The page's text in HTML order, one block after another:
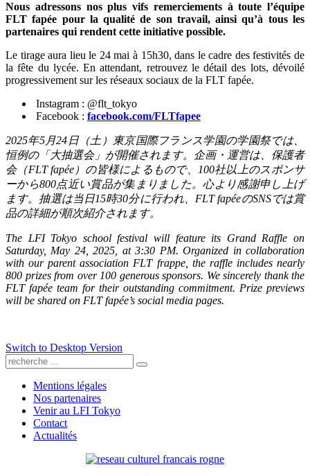
Nous adressons nos plus vifs remerciements à toute l’équipe
FLT fapée pour la qualité de son travail, ainsi qu’à tous les
partenaires qui rendent cette initiative possible.
Le tirage aura lieu le 24 mai à 15h30, dans le cadre des festivités de
la fête du lycée. En attendant, retrouvez le détail des lots, dévoilé
progressivement sur les réseaux sociaux de la FLT fapée.
Instagram : @flt_tokyo
Facebook : facebook.com/FLTfapee
2025年5月24日（土）東京国際フランス学園の学園祭では、
恒例の「大抽選会」が開催されます。企画・運営は、保護者
会（FLT fapée）の皆様によるもので、 100社以上のスポンサ
ーから800点近い賞品が集まりました。心より感謝申し上げ
ます。抽選は当日15時30分に行われ、 FLT fapéeのSNSでは賞
品の詳細が順次紹介されます。
The LFI Tokyo school festival will feature its Grand Raffle on
Saturday, May 24, 2025, at 3:30 PM. Organized in collaboration
with our parent association FLT frappe, the raffle includes nearly
800 prizes from over 100 generous sponsors. We sincerely thank the
FLT fapée team for their outstanding commitment. Prize previews
will be shared on FLT fapée’s social media pages.
Switch to Desktop Version
Mentions légales
Nos partenaires
Venir au LFI Tokyo
Contact
Actualités